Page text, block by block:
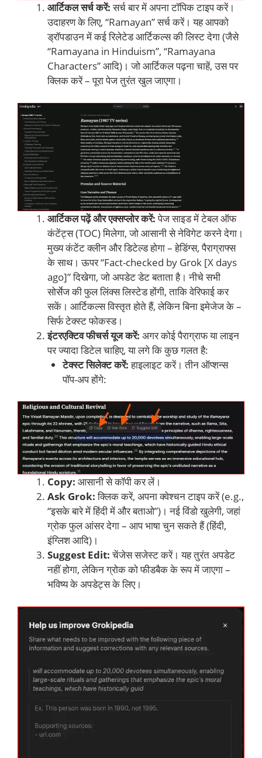
आर्टिकल सर्च करें:सर्च बार में अपना टॉपिक टाइप करें।
उदाहरण के लिए, “Ramayan” सर्च करें। यह आपको
ड्रॉपडाउन में कई रिलेटेड आर्टिकल्स की लिस्ट देगा (जैसे
“Ramayana in Hinduism”, “Ramayana
Characters” आदि)। जो आर्टिकल पढ़ना चाहें, उस पर
क्लिक करें – पूरा पेज तुरंत खुल जाएगा।
आर्टिकल पढ़ें और एक्सप्लोर करें:पेज साइड में टेबल ऑफ
कंटेंट्स (TOC) मिलेगा, जो आसानी से नेविगेट करने देगा।
मुख्य कंटेंट क्लीन और डिटेल्ड होगा – हेडिंग्स, पैराग्राफ्स
के साथ। ऊपर “Fact-checked by Grok [X days
ago]” दिखेगा, जो अपडेट डेट बताता है। नीचे सभी
सोर्सेज की फुल लिंक्स लिस्टेड होंगी, ताकि वेरिफाई कर
सकें। आर्टिकल्स विस्तृत होते हैं, लेकिन बिना इमेजेज के –
सिर्फ टेक्स्ट फोकस्ड।
इंटरएक्टिव फीचर्स यूज करें: अगर कोई पैराग्राफ या लाइन
पर ज्यादा डिटेल चाहिए, या लगे कि कुछ गलत है:
टेक्स्ट सिलेक्ट करें:हाइलाइट करें। तीन ऑप्शन्स
पॉप-अप होंगे:
Copy: आसानी से कॉपी कर लें।
Ask Grok:क्लिक करें, अपना क्वेश्चन टाइप करें (e.g.,
“इसके बारे में हिंदी में और बताओ”)। नई विंडो खुलेगी, जहां
ग्रोक फुल आंसर देगा – आप भाषा चुन सकते हैं (हिंदी,
इंग्लिश आदि)।
Suggest Edit:चेंजेस सजेस्ट करें। यह तुरंत अपडेट
नहीं होगा, लेकिन ग्रोक को फीडबैक के रूप में जाएगा –
भविष्य के अपडेट्स के लिए।